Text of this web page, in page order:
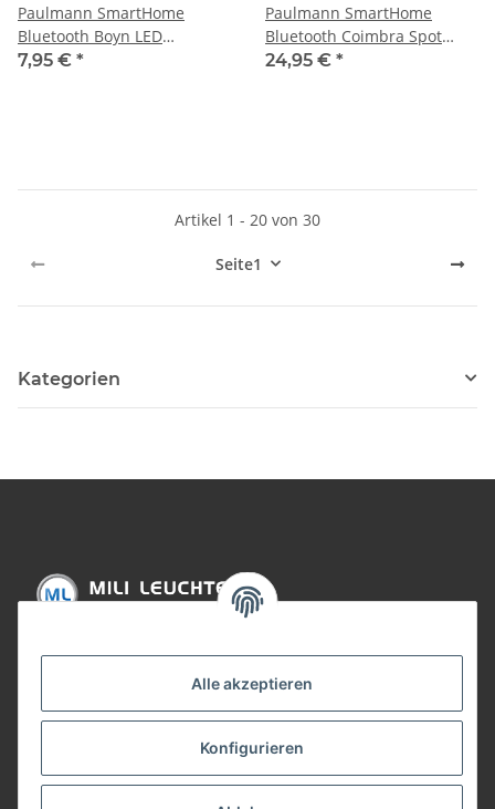
Alle akzeptieren
Konfigurieren
Paulmann SmartHome
Bluetooth Boyn LED
Glühlampe 9W E27 230V
7,95 € *
Paulmann SmartHome
Bluetooth Coimbra Spot
3x4,5W Tuneable White
24,95 € *
Artikel 1 - 20 von 30
Seite1
Kategorien
Gesetzliche Informationen
Bezahlung